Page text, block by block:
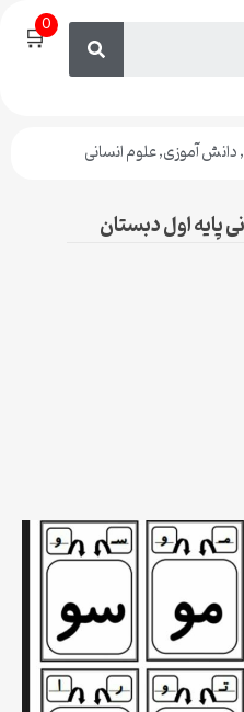
🛒0
,دانش آموزی,علوم انسانی